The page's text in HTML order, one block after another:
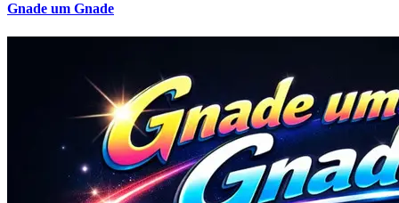
Gnade um Gnade